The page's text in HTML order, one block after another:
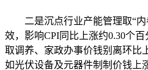
二是沉点行业产能管理取“内
效，影响CPI同比上涨约0.30个
取调养、家政办事价钱别离环比
如光伏设备及元器件制制价钱上